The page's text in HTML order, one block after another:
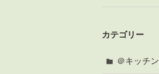
カテゴリー
＠キッチン